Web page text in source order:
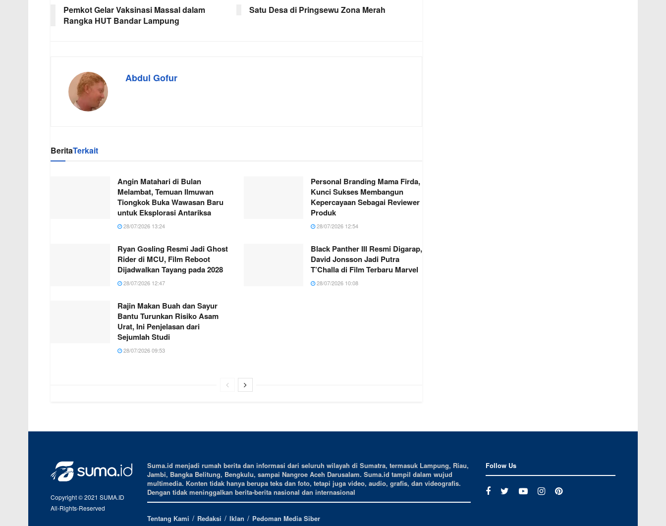
Pemkot Gelar Vaksinasi Massal dalam
Rangka HUT Bandar Lampung
Satu Desa di Pringsewu Zona Merah
Abdul Gofur
BeritaTerkait
Angin Matahari di Bulan
Melambat, Temuan Ilmuwan
Tiongkok Buka Wawasan Baru
untuk Eksplorasi Antariksa
28/07/2026 13:24
Personal Branding Mama Firda,
Kunci Sukses Membangun
Kepercayaan Sebagai Reviewer
Produk
28/07/2026 12:54
Ryan Gosling Resmi Jadi Ghost
Rider di MCU, Film Reboot
Dijadwalkan Tayang pada 2028
28/07/2026 12:47
Black Panther III Resmi Digarap,
David Jonsson Jadi Putra
T’Challa di Film Terbaru Marvel
28/07/2026 10:08
Rajin Makan Buah dan Sayur
Bantu Turunkan Risiko Asam
Urat, Ini Penjelasan dari
Sejumlah Studi
28/07/2026 09:53
Copyright © 2021 SUMA.ID
All-Rights-Reserved
Suma.id menjadi rumah berita dan informasi dari seluruh wilayah di Sumatra, termasuk Lampung, Riau,
Jambi, Bangka Belitung, Bengkulu, sampai Nangroe Aceh Darusalam. Suma.id tampil dalam wujud
multimedia. Konten tidak hanya berupa teks dan foto, tetapi juga video, audio, grafis, dan videografis.
Dengan tidak meninggalkan berita-berita nasional dan internasional
Tentang Kami Redaksi Iklan Pedoman Media Siber
Follow Us